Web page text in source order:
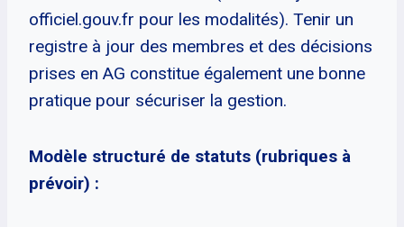
officiel.gouv.fr pour les modalités). Tenir un
registre à jour des membres et des décisions
prises en AG constitue également une bonne
pratique pour sécuriser la gestion.
Modèle structuré de statuts (rubriques à
prévoir) :